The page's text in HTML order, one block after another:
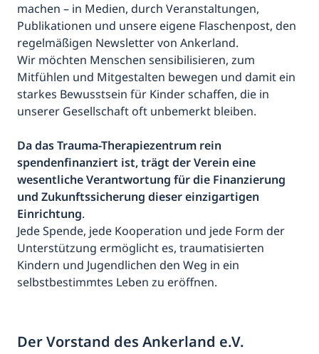
machen – in Medien, durch Veranstaltungen,
Publikationen und unsere eigene Flaschenpost, den
regelmäßigen Newsletter von Ankerland.
Wir möchten Menschen sensibilisieren, zum
Mitfühlen und Mitgestalten bewegen und damit ein
starkes Bewusstsein für Kinder schaffen, die in
unserer Gesellschaft oft unbemerkt bleiben.
Da das Trauma-Therapiezentrum rein
spendenfinanziert ist, trägt der Verein eine
wesentliche Verantwortung für die Finanzierung
und Zukunftssicherung dieser einzigartigen
Einrichtung.
Jede Spende, jede Kooperation und jede Form der
Unterstützung ermöglicht es, traumatisierten
Kindern und Jugendlichen den Weg in ein
selbstbestimmtes Leben zu eröffnen.
Der Vorstand des Ankerland e.V.